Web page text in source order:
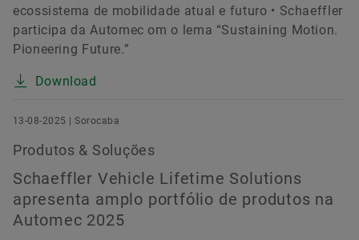
ecossistema de mobilidade atual e futuro • Schaeffler
participa da Automec om o lema “Sustaining Motion.
Pioneering Future.”
Download
13-08-2025 | Sorocaba
Produtos & Soluções
Schaeffler Vehicle Lifetime Solutions
apresenta amplo portfólio de produtos na
Automec 2025